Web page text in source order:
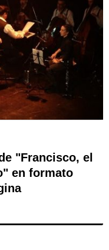
"Francisco, el
en formato